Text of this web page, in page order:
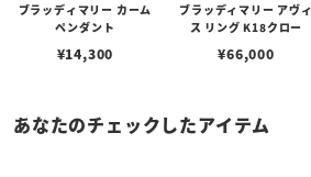
ブラッディマリー カーム
ペンダント
¥14,300
ブラッディマリー アヴィ
ス リング K18クロー
¥66,000
あなたのチェックしたアイテム